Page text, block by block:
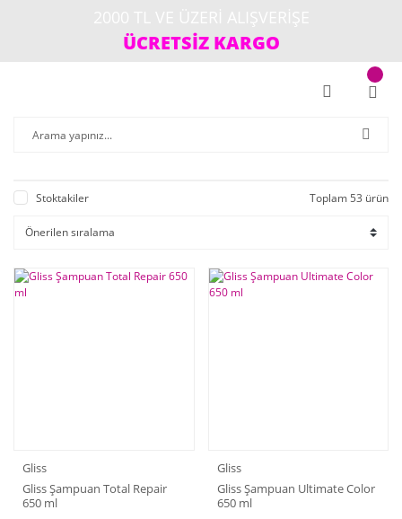
ÜCRETSİZ KARGO
Stoktakiler Toplam 53 ürün
Gliss
Gliss Şampuan Total Repair
650 ml
Gliss
Gliss Şampuan Ultimate Color
650 ml